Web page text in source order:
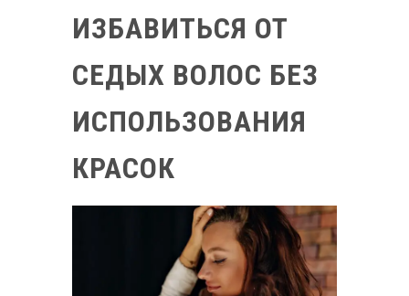
ИЗБАВИТЬСЯ ОТ
СЕДЫХ ВОЛОС БЕЗ
ИСПОЛЬЗОВАНИЯ
КРАСОК